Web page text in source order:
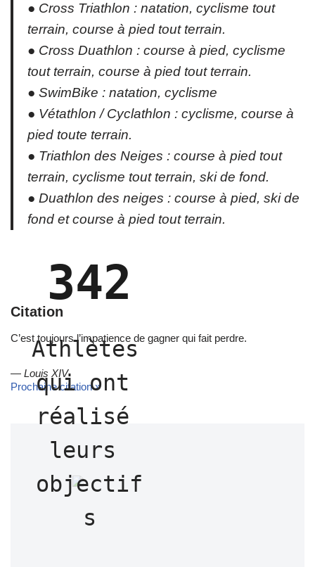
● Cross Triathlon : natation, cyclisme tout
terrain, course à pied tout terrain.
● Cross Duathlon : course à pied, cyclisme
tout terrain, course à pied tout terrain.
● SwimBike : natation, cyclisme
● Vétathlon / Cyclathlon : cyclisme, course à
pied toute terrain.
● Triathlon des Neiges : course à pied tout
terrain, cyclisme tout terrain, ski de fond.
● Duathlon des neiges : course à pied, ski de
fond et course à pied tout terrain.
Citation
C’est toujours l’impatience de gagner qui fait perdre.
— Louis XIV
Prochaine citation »
342
Athlètes
qui ont
réalisé
leurs
objectif
s